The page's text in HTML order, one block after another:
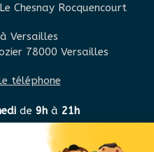
Le Chesnay Rocquencourt
Versailles
78000 Versailles
téléphone
de 9hà 21h